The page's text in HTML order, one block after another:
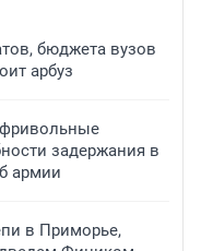
бюджета вузов
арбуз
задержания в
армии
в Приморье,